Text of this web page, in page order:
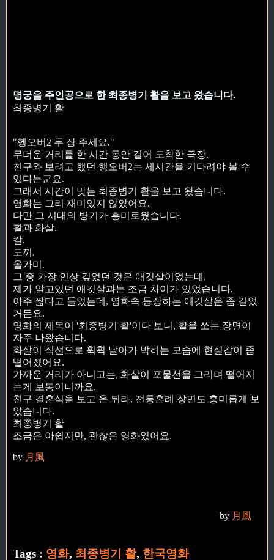
명궁을 주인공으로 한 최종병기 활을 보고 왔습니다.
최종병기 활
"헹오버2 두 장 주세요."
무더운 거리를 한 시간 동안 걸어 도착한 극장.
친구와 보려고 했던 행오버2는 세시간을 기다려야 볼 수
있다는군요.
그래서 시간이 맞는 최종병기 활을 보고 왔습니다.
영화는 그리 재미있지 않았어요.
다만 그 시대의 병기가 흥미로웠습니다.
활과 화살.
칼.
도끼.
올가미.
그 중 가장 인상 깊었던 것은 애깃살이었는데,
제가 알고있던 애깃살과는 조금 차이가 있었습니다.
아주 짧다고 들었는데, 영화속 등장하는 애깃살은 좀 길었
거든요.
영화의 제목이 '최종병기 활'이다 보니, 활을 쏘는 장면이
자주 나왔습니다.
화살이 직선으로 휙휙 날아가 박히는 모습에 현실감이 좀
떨어졌어요.
가까운 거리가 아니고는, 화살이 포물선을 그리며 떨어지
는게 보통이니까요.
친구 결혼식을 보고 온 뒤라, 전통혼례 장면도 흥미롭게 보
았습니다.
최종병기 활
조금은 아쉽지만, 괜찮은 영화였어요.
by 月風
by 月風
Tags : 영화, 최종병기 활, 한국영화